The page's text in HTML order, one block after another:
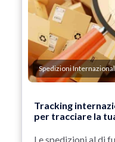
Spedizioni
Tracking
per tracciare la
Le spedizioni al di